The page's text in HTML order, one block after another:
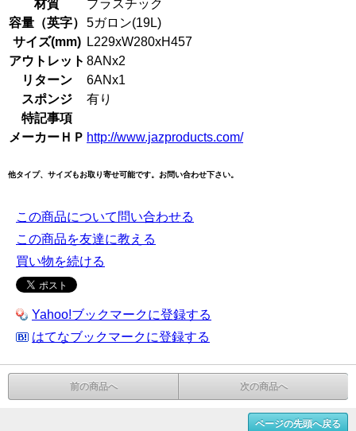
材質
プラスチック
容量（英字）
5ガロン(19L)
サイズ(mm) L229xW280xH457
アウトレット 8ANx2
リターン
6ANx1
スポンジ
有り
特記事項
メーカーＨＰ http://www.jazproducts.com/
他タイプ、サイズもお取り寄せ可能です。お問い合わせ下さい。
この商品について問い合わせる
この商品を友達に教える
買い物を続ける
Yahoo!ブックマークに登録する
はてなブックマークに登録する
前の商品へ 次の商品へ
ページの先頭へ戻る